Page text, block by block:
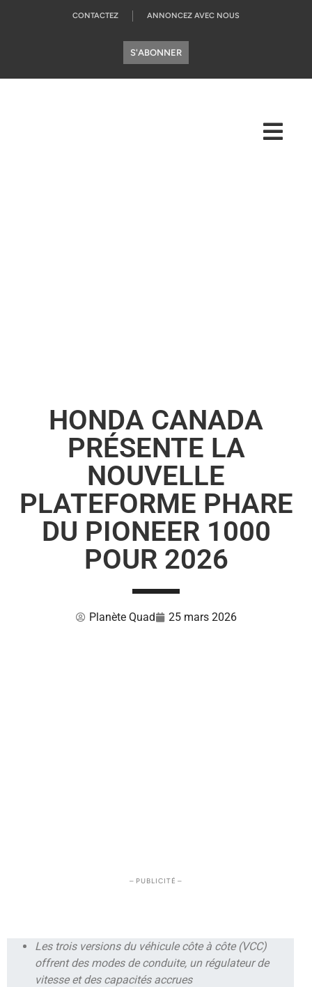
CONTACTEZ ANNONCEZ AVEC NOUS
S'ABONNER
HONDA CANADA
PRÉSENTE LA
NOUVELLE
PLATEFORME PHARE
DU PIONEER 1000
POUR 2026
Planète Quad 25 mars 2026
– PUBLICITÉ –
Les trois versions du véhicule côte à côte (VCC)
offrent des modes de conduite, un régulateur de
vitesse et des capacités accrues